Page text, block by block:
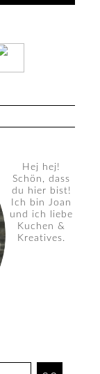
Hej hej!
Schön, dass
du hier bist!
Ich bin Joan
und ich liebe
Kuchen &
Kreatives.